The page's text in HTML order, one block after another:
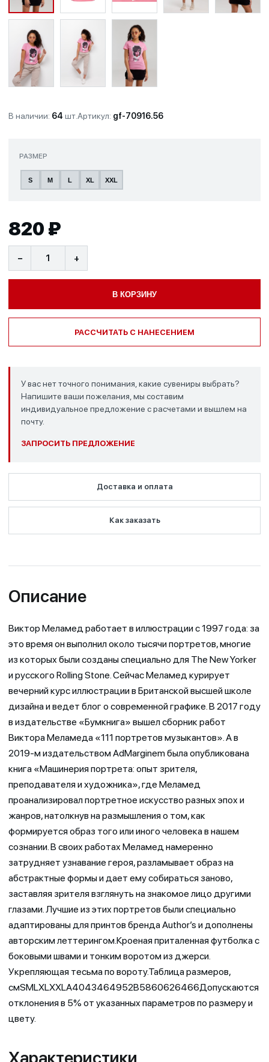
В наличии: 64 шт.Артикул: gf-70916.56
РАЗМЕР
S M L XL XXL
820 ₽
− +
В КОРЗИНУ
РАССЧИТАТЬ С НАНЕСЕНИЕМ
У вас нет точного понимания, какие сувениры выбрать?
Напишите ваши пожелания, мы составим
индивидуальное предложение с расчетами и вышлем на
почту.
ЗАПРОСИТЬ ПРЕДЛОЖЕНИЕ
Доставка и оплата
Как заказать
Описание
Виктор Меламед работает в иллюстрации с 1997 года: за
это время он выполнил около тысячи портретов, многие
из которых были созданы специально для The New Yorker
и русского Rolling Stone. Сейчас Меламед курирует
вечерний курс иллюстрации в Британской высшей школе
дизайна и ведет блог о современной графике. В 2017 году
в издательстве «Бумкнига» вышел сборник работ
Виктора Меламеда «111 портретов музыкантов». А в
2019-м издательством AdMarginem была опубликована
книга «Машинерия портрета: опыт зрителя,
преподавателя и художника», где Меламед
проанализировал портретное искусство разных эпох и
жанров, натолкнув на размышления о том, как
формируется образ того или иного человека в нашем
сознании. В своих работах Меламед намеренно
затрудняет узнавание героя, разламывает образ на
абстрактные формы и дает ему собираться заново,
заставляя зрителя взглянуть на знакомое лицо другими
глазами. Лучшие из этих портретов были специально
адаптированы для принтов бренда Author’s и дополнены
авторским леттерингом.Кроеная приталенная футболка с
боковыми швами и тонким воротом из джерси.
Укрепляющая тесьма по вороту.Таблица размеров,
смSMLXLXXLA4043464952B5860626466Допускаются
отклонения в 5% от указанных параметров по размеру и
цвету.